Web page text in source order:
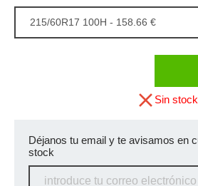
215/60R17 100H - 158.66 €
Sin stock
Déjanos tu email y te avisamos en
stock